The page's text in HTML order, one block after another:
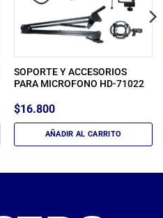
SOPORTE Y ACCESORIOS
PARA MICROFONO HD-71022
$16.800
AÑADIR AL CARRITO